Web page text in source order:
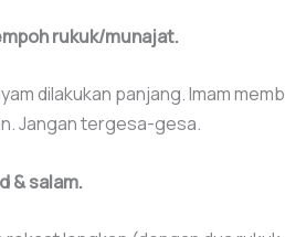
rukuk/munajat.
dilakukan panjang. Imam
Jangan tergesa-gesa.
& salam.